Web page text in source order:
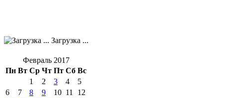
Загрузка ...
Февраль 2017
Пн Вт Ср Чт Пт Сб Вс
1 2 3 4
5
6
7 8 9 10 11
12